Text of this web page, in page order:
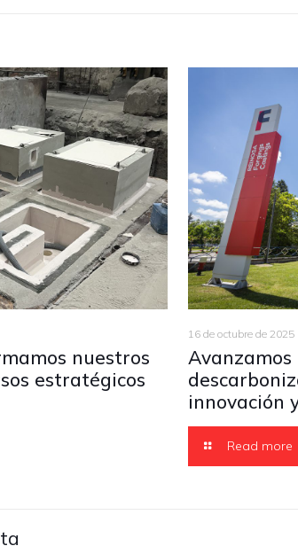
nuestros
estratégicos
16 de octubre de 2025
innovación
Read more